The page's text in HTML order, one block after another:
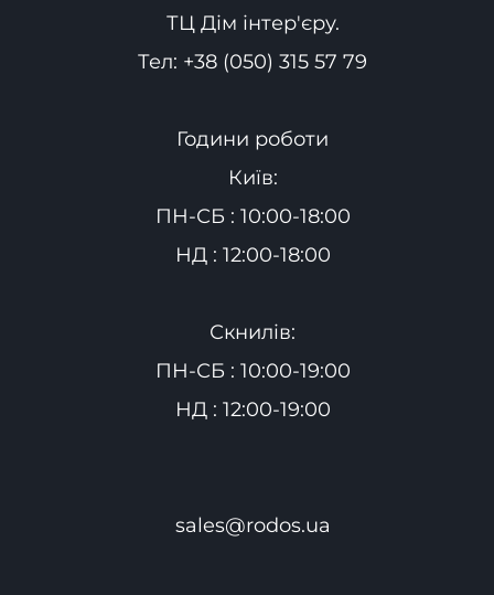
ТЦ Дім інтер'єру.
Тел: +38 (050) 315 57 79
Години роботи
Київ:
ПН-СБ : 10:00-18:00
НД : 12:00-18:00
Скнилів:
ПН-СБ : 10:00-19:00
НД : 12:00-19:00
sales@rodos.ua